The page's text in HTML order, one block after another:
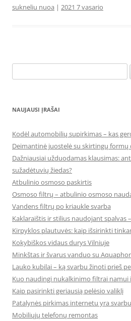
sukneliu nuoa | 2021 7 vasario
NAUJAUSI ĮRAŠAI
Kodėl automobilių supirkimas – kas
Deimantinė juostelė su skirtingų
Dažniausiai užduodamas klausimas:
sužadėtuvių žiedas?
Atbulinio osmoso paskirtis
Osmoso filtrų – atbulinio osmoso
Vandens filtrų po kriaukle svarba
Kaklaraištis ir stilius naudojant spalvas
Kirpyklos plautuvės: kaip išsirinkti
Kokybiškos vidaus durys Vilniuje
Minkštas ir švarus vanduo su Aquaphor
Lauko kubilai – ką svarbu žinoti prieš
Kuo naudingi nukalkinimo filtrai namui
Kaip pasirinkti geriausią pelėsio valiklį
Patalynės pirkimas internetu yra
Mobiliųjų telefonų remontas